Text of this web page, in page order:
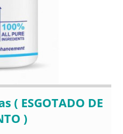
( ESGOTADO DE
)